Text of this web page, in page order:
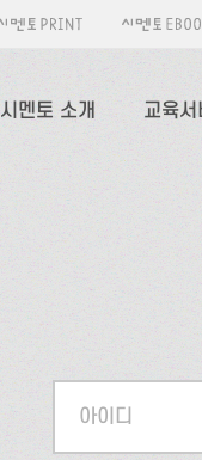
시멘토 소개 교육서
아이디